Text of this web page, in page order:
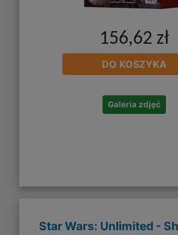
156,62 zł
DO KOSZYKA
Galeria zdjęć
Star Wars: Unlimited -